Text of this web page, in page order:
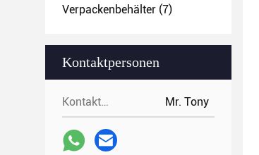
Verpackenbehälter (7)
Kontaktpersonen
Kontaktpersonen: Mr. Tony